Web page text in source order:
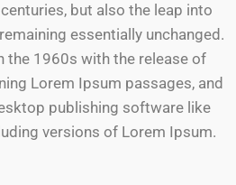
but also the leap into
essentially unchanged.
the 1960s with the release of
Lorem Ipsum passages, and
publishing software like
versions of Lorem Ipsum.